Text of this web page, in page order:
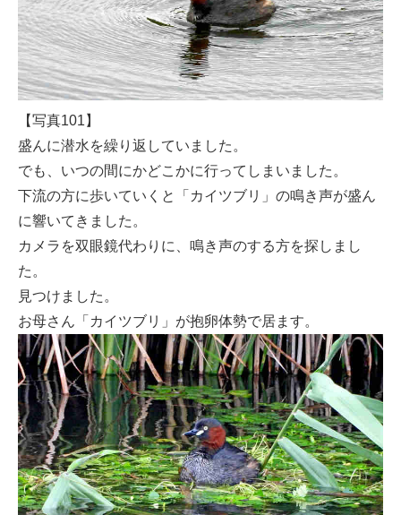
【写真101】
盛んに潜水を繰り返していました。
でも、いつの間にかどこかに行ってしまいました。
下流の方に歩いていくと「カイツブリ」の鳴き声が盛ん
に響いてきました。
カメラを双眼鏡代わりに、鳴き声のする方を探しまし
た。
見つけました。
お母さん「カイツブリ」が抱卵体勢で居ます。